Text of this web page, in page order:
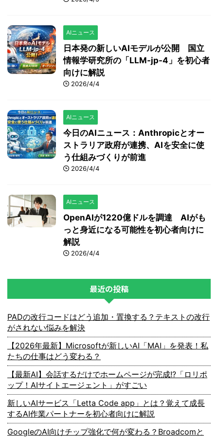
AIニュース
日本発の新しいAIモデルが公開 国立
情報学研究所の「LLM-jp-4」を初心者
向けに解説
2026/4/4
AIニュース
今日のAIニュース：Anthropicとオー
ストラリア政府が連携、AIを安全に使
う仕組みづくりが前進
2026/4/4
AIニュース
OpenAIが1220億ドルを調達 AIがも
っと身近になる可能性を初心者向けに
解説
2026/4/4
最近の投稿
PADの改行コードはどう追加・置換する？テキストの改行
がされない悩みを解決
【2026年最新】Microsoftが新しいAI「MAI」を発表！私
たちの仕事はどう変わる？
【最新AI】会話するだけでホームページが完成!?「ロリポ
ップ！AIサイトエージェント」がすごい
新しいAIサービス「Letta Code app」とは？覚えて成長
するAI作業パートナーを初心者向けに解説
GoogleのAI向けチップ強化で何が変わる？Broadcomと